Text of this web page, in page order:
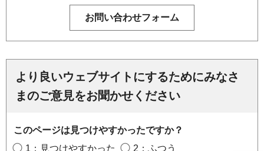
より良いウェブサイトにするためにみなさ
まのご意見をお聞かせください
このページは見つけやすかったですか？
1：見つけやすかった
2：ふつう